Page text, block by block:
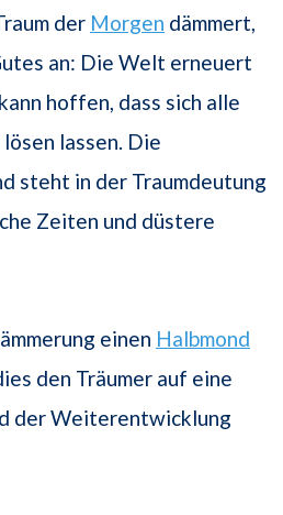
der Morgen dämmert,
an: Die Welt erneuert
hoffen, dass sich alle
lassen. Die
steht in der Traumdeutung
Zeiten und düstere
einen Halbmond
den Träumer auf eine
der Weiterentwicklung